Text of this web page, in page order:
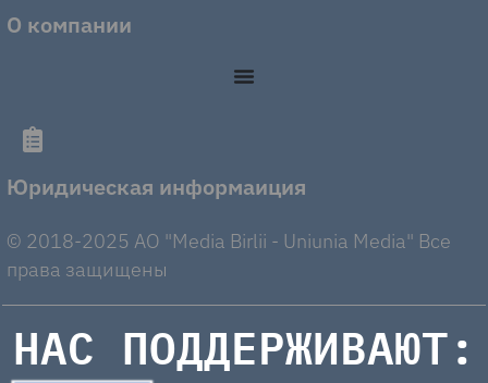
О компании
Юридическая информаиция
© 2018-2025 AO "Media Birlii - Uniunia Media" Все
права защищены
НАС ПОДДЕРЖИВАЮТ: